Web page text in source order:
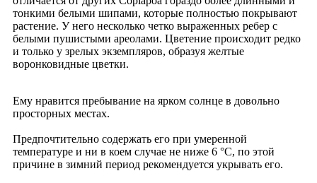
тонкими белыми шипами, которые полностью покрывают
растение. У него несколько четко выраженных ребер с
белыми пушистыми ареолами. Цветение происходит редко
и только у зрелых экземпляров, образуя желтые
воронковидные цветки.
Ему нравится пребывание на ярком солнце в довольно
просторных местах.
Предпочтительно содержать его при умеренной
температуре и ни в коем случае не ниже 6 °C, по этой
причине в зимний период рекомендуется укрывать его.